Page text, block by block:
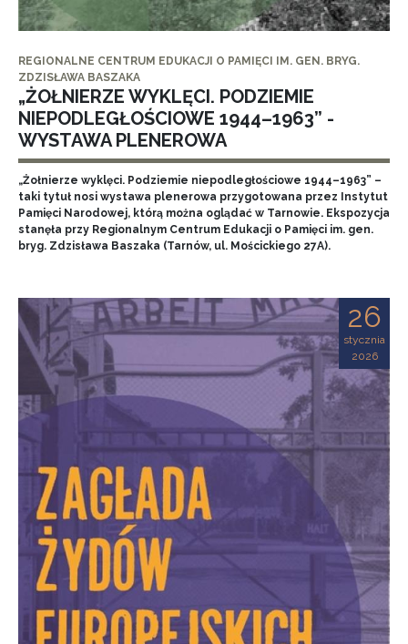
REGIONALNE CENTRUM EDUKACJI O PAMIĘCI IM. GEN. BRYG.
ZDZISŁAWA BASZAKA
„ŻOŁNIERZE WYKLĘCI. PODZIEMIE
NIEPODLEGŁOŚCIOWE 1944–1963” -
WYSTAWA PLENEROWA
„Żołnierze wyklęci. Podziemie niepodległościowe 1944–1963” –
taki tytuł nosi wystawa plenerowa przygotowana przez Instytut
Pamięci Narodowej, którą można oglądać w Tarnowie. Ekspozycja
stanęła przy Regionalnym Centrum Edukacji o Pamięci im. gen.
bryg. Zdzisława Baszaka (Tarnów, ul. Mościckiego 27A).
26
stycznia
2026